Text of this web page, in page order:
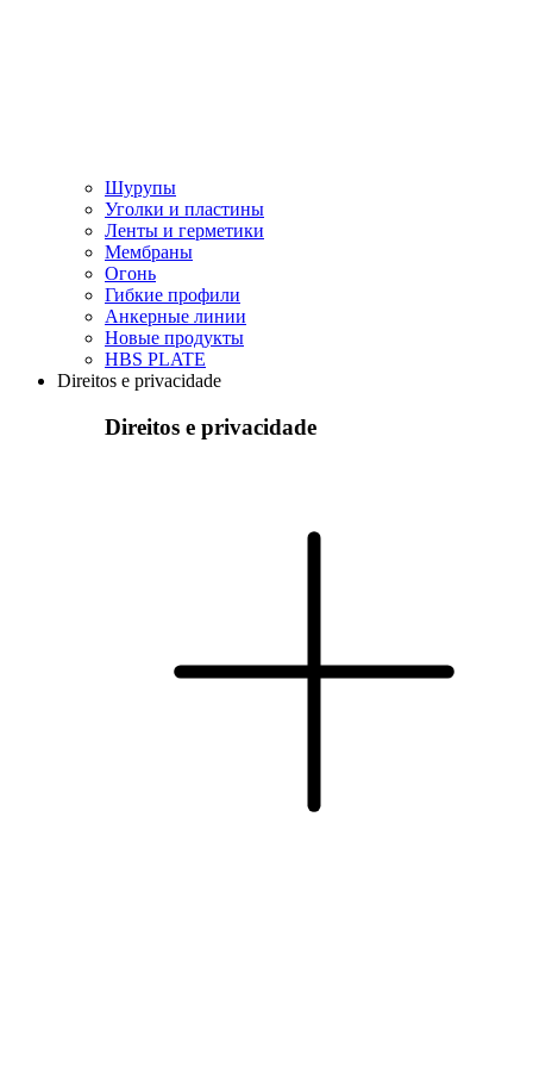
Шурупы
Уголки и пластины
Ленты и герметики
Мембраны
Огонь
Гибкие профили
Анкерные линии
Hовые продукты
HBS PLATE
Direitos e privacidade
Direitos e privacidade